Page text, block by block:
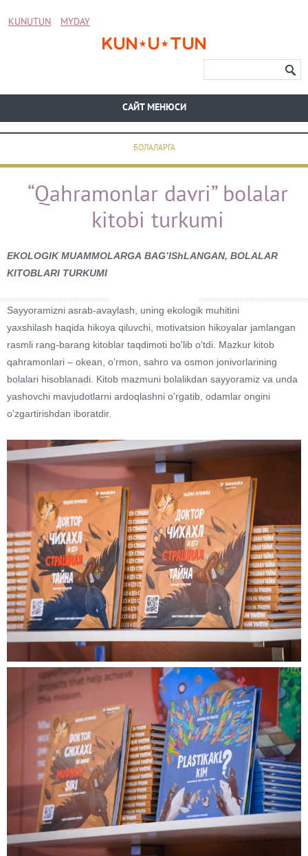
KUNUTUN MYDAY
CАЙТ МЕНЮСИ
БОЛАЛАРГА
“Qahramonlar davri” bolalar
kitobi turkumi
EKOLOGIK MUАMMOLАRGА BАGʼIShLАNGАN, BOLАLАR
KITOBLАRI TURKUMI
Sayyoramizni asrab-avaylash, uning ekologik muhitini
yaxshilash haqida hikoya qiluvchi, motivatsion hikoyalar jamlangan
rasmli rang-barang kitoblar taqdimoti bo'lib o'tdi. Mazkur kitob
qahramonlari – okean, oʼrmon, sahro va osmon jonivorlarining
bolalari hisoblanadi. Kitob mazmuni bolalikdan sayyoramiz va unda
yashovchi mavjudotlarni ardoqlashni oʼrgatib, odamlar ongini
oʼzgartirishdan iboratdir.